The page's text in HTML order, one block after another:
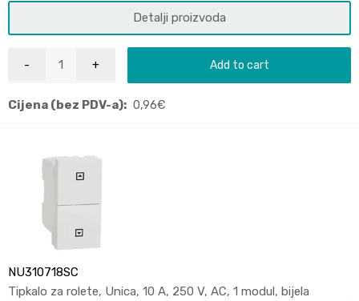
Detalji proizvoda
Add to cart
Cijena (bez PDV-a): 0,96€
NU310718SC
Tipkalo za rolete, Unica, 10 A, 250 V, AC, 1 modul, bijela